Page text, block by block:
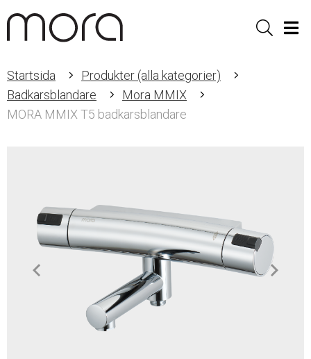
Sök
Startsida
Produkter (alla kategorier)
Badkarsblandare
Mora MMIX
MORA MMIX T5 badkarsblandare